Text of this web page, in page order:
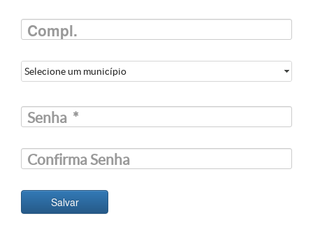
Compl.
Selecione um município
Senha *
Confirma Senha
Salvar